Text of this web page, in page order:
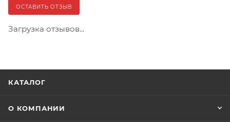
ОСТАВИТЬ ОТЗЫВ
Загрузка отзывов...
КАТАЛОГ
О КОМПАНИИ